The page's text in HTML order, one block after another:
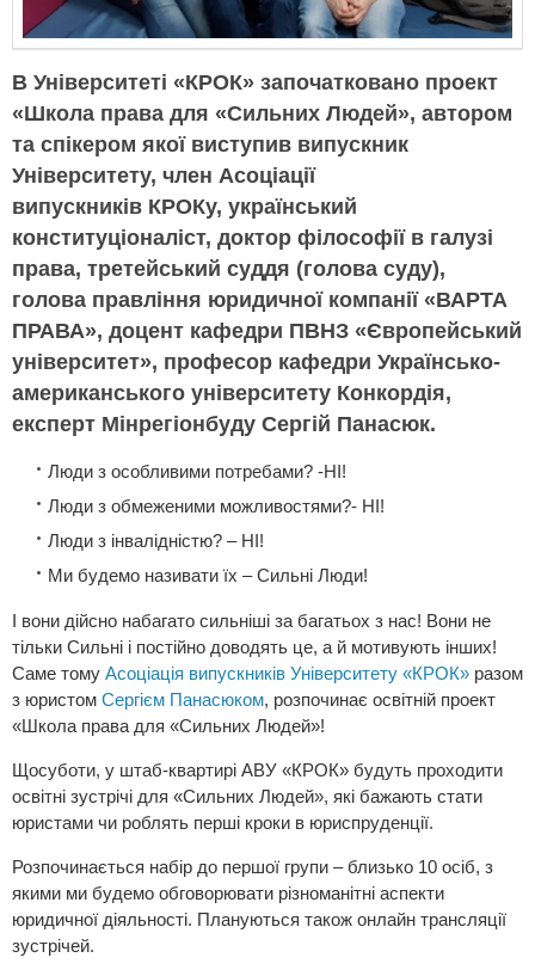
В Університеті «КРОК» започатковано проект
«Школа права для «Сильних Людей», автором
та спікером якої виступив випускник
Університету, член Асоціації
випускників КРОКу, український
конституціоналіст, доктор філософії в галузі
права, третейський суддя (голова суду),
голова правління юридичної компанії «ВАРТА
ПРАВА», доцент кафедри ПВНЗ «Європейський
університет», професор кафедри Українсько-
американського університету Конкордія,
експерт Мінрегіонбуду Сергій Панасюк.
Люди з особливими потребами? -НІ!
Люди з обмеженими можливостями?- НІ!
Люди з інвалідністю? – НІ!
Ми будемо називати їх – Сильні Люди!
І вони дійсно набагато сильніші за багатьох з нас! Вони не
тільки Сильні і постійно доводять це, а й мотивують інших!
Саме тому Асоціація випускників Університету «КРОК» разом
з юристом Сергієм Панасюком, розпочинає освітній проект
«Школа права для «Сильних Людей»!
Щосуботи, у штаб-квартирі АВУ «КРОК» будуть проходити
освітні зустрічі для «Сильних Людей», які бажають стати
юристами чи роблять перші кроки в юриспруденції.
Розпочинається набір до першої групи – близько 10 осіб, з
якими ми будемо обговорювати різноманітні аспекти
юридичної діяльності. Плануються також онлайн трансляції
зустрічей.